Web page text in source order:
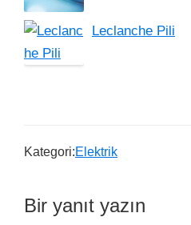
Leclanche Pili
Kategori:Elektrik
Bir yanıt yazın